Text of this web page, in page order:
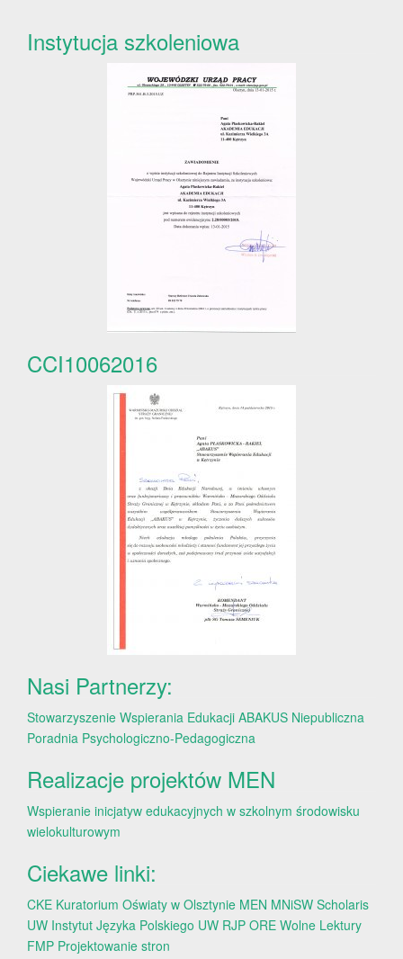
Instytucja szkoleniowa
CCI10062016
Nasi Partnerzy:
Stowarzyszenie Wspierania Edukacji ABAKUS Niepubliczna
Poradnia Psychologiczno-Pedagogiczna
Realizacje projektów MEN
Wspieranie inicjatyw edukacyjnych w szkolnym środowisku
wielokulturowym
Ciekawe linki:
CKE Kuratorium Oświaty w Olsztynie MEN MNiSW Scholaris
UW Instytut Języka Polskiego UW RJP ORE Wolne Lektury
FMP Projektowanie stron